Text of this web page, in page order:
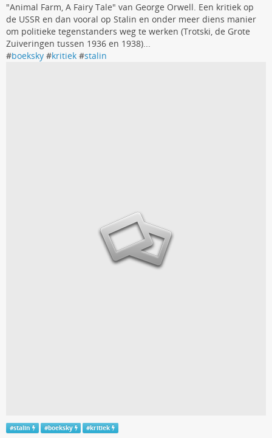
"Animal Farm, A Fairy Tale" van George Orwell. Een kritiek op
de USSR en dan vooral op Stalin en onder meer diens manier
om politieke tegenstanders weg te werken (Trotski, de Grote
Zuiveringen tussen 1936 en 1938)...
#boeksky #kritiek #stalin
#stalin #boeksky #kritiek